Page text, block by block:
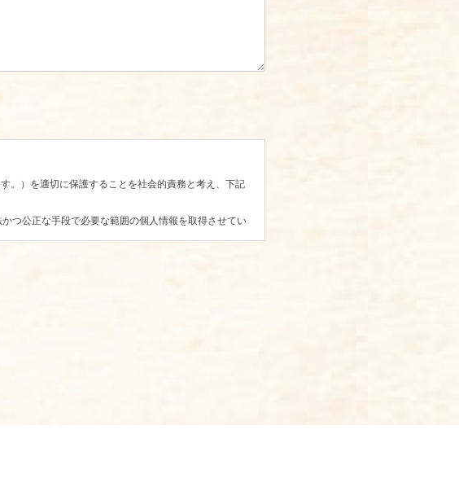
。）を適切に保護することを社会的責務と考え、下記
つ公正な手段で必要な範囲の個人情報を取得させてい
に、関連法令に準じた適切な取り扱いを行うことで